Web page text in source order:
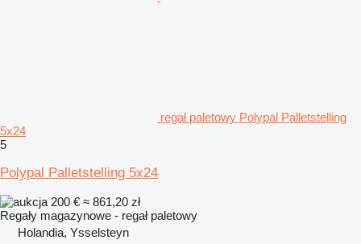
regał paletowy Polypal Palletstelling
5x24
5
Polypal Palletstelling 5x24
200 € ≈ 861,20 zł
Regały magazynowe - regał paletowy
Holandia, Ysselsteyn